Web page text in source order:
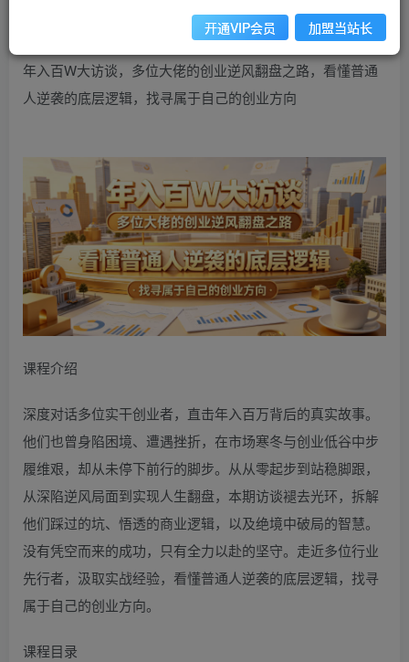
您当前未登录！建议登陆后购买，可保存购买订单
年入百W大访谈，多位大佬的创业逆风翻盘之路，看懂普通
人逆袭的底层逻辑，找寻属于自己的创业方向
课程介绍
深度对话多位实干创业者，直击年入百万背后的真实故事。
他们也曾身陷困境、遭遇挫折，在市场寒冬与创业低谷中步
履维艰，却从未停下前行的脚步。从从零起步到站稳脚跟，
从深陷逆风局面到实现人生翻盘，本期访谈褪去光环，拆解
他们踩过的坑、悟透的商业逻辑，以及绝境中破局的智慧。
没有凭空而来的成功，只有全力以赴的坚守。走近多位行业
先行者，汲取实战经验，看懂普通人逆袭的底层逻辑，找寻
属于自己的创业方向。
课程目录
开通VIP会员 加盟当站长